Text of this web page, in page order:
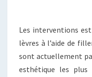
Les interventions
lèvres à l’aide de
sont actuellement
esthétique les plus